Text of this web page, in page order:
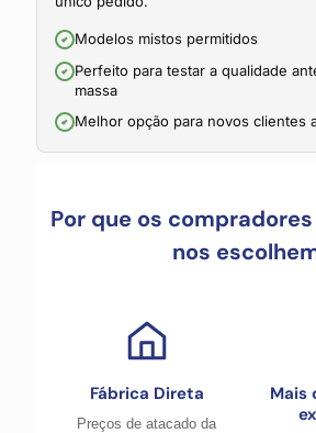
Modelos mistos permitidos
Perfeito para testar a qualidade
massa
Melhor opção para novos clientes
Por que os
nos
Fábrica Direta
Preços de atacado da
Mais